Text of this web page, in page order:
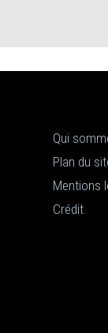
Qui
Plan du
Mentions
Crédit